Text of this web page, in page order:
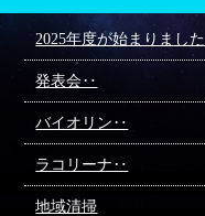
2025年度が始まりました
発表会‥
バイオリン‥
ラコリーナ‥
地域清掃